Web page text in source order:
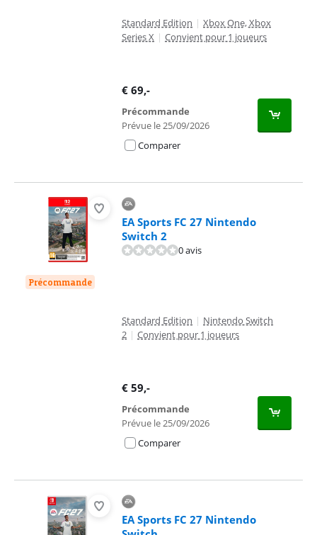
Standard Edition | Xbox One, Xbox
Series X | Convient pour 1 joueurs
€ 69,-
Précommande
Prévue le 25/09/2026
Comparer
Précommande
EA Sports FC 27 Nintendo
Switch 2
0 avis
Standard Edition | Nintendo Switch
2 | Convient pour 1 joueurs
€ 59,-
Précommande
Prévue le 25/09/2026
Comparer
EA Sports FC 27 Nintendo